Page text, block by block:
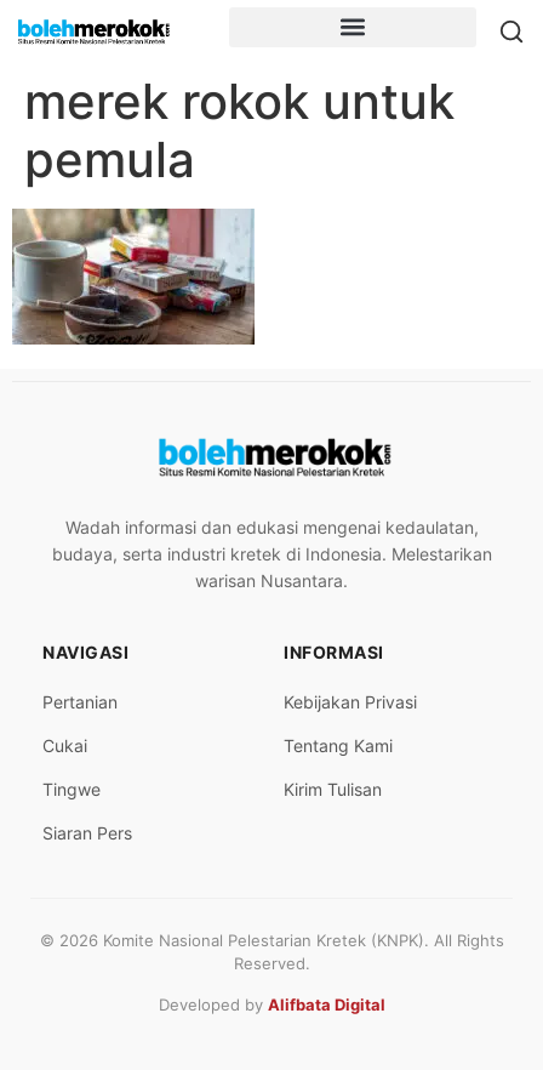
merek rokok untuk
pemula
Wadah informasi dan edukasi mengenai kedaulatan,
budaya, serta industri kretek di Indonesia. Melestarikan
warisan Nusantara.
NAVIGASI
Pertanian
Cukai
Tingwe
Siaran Pers
INFORMASI
Kebijakan Privasi
Tentang Kami
Kirim Tulisan
© 2026 Komite Nasional Pelestarian Kretek (KNPK). All Rights
Reserved.
Developed by Alifbata Digital